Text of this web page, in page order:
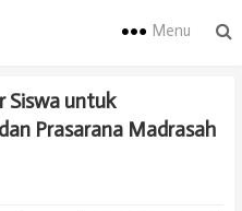
Menu
Siswa untuk
Prasarana Madrasah